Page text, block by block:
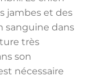
jambes et des
sanguine dans
très
son
nécessaire